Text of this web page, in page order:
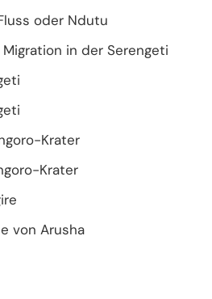
oder Ndutu
in der Serengeti
Krater
Krater
von Arusha